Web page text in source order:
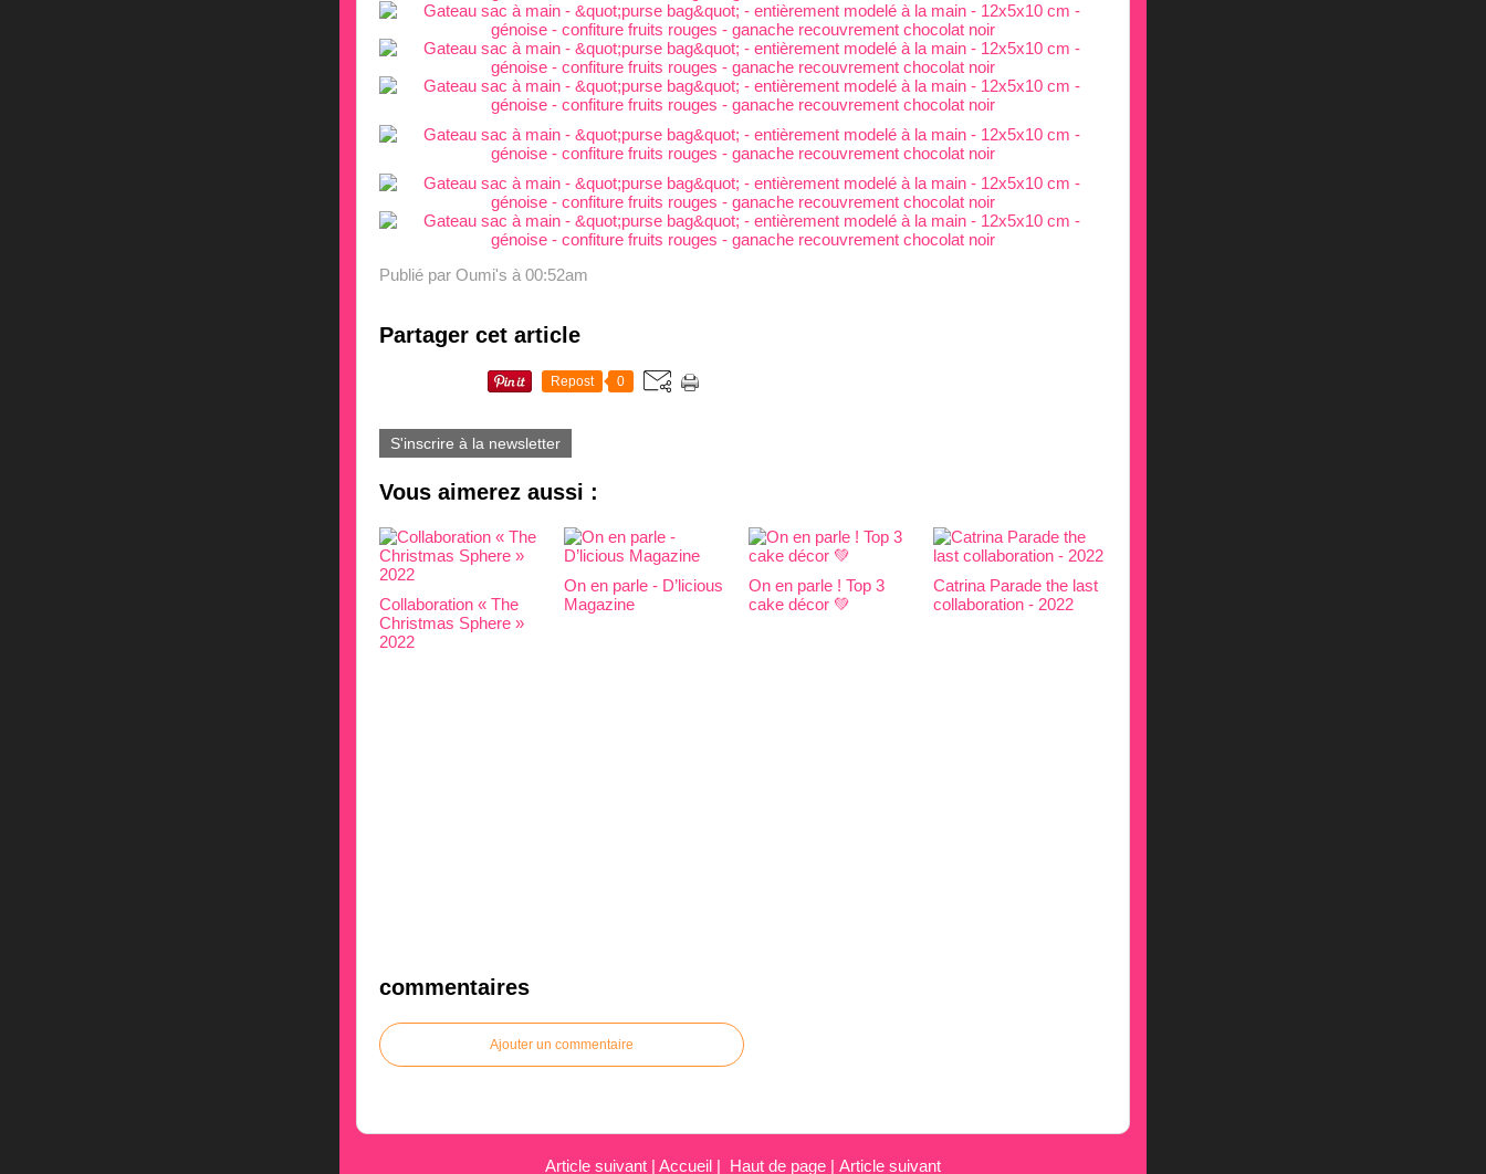
Publié par Oumi's à 00:52am
Partager cet article
Repost 0
S'inscrire à la newsletter
Vous aimerez aussi :
Collaboration « The
Christmas Sphere »
2022
On en parle - D’licious
Magazine
On en parle ! Top 3
cake décor 💚
Catrina Parade the last
collaboration - 2022
commentaires
Ajouter un commentaire
Article suivant | Accueil | Haut de page | Article suivant